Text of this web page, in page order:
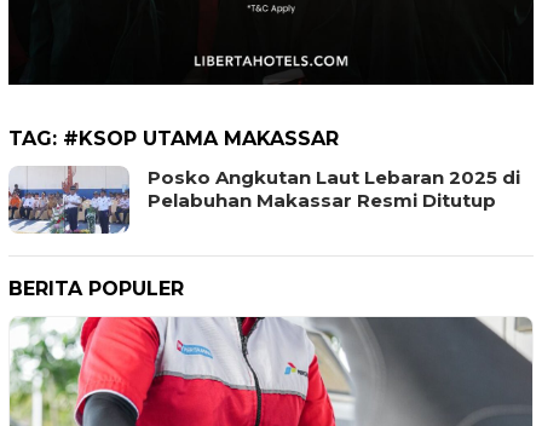
TAG: #KSOP UTAMA MAKASSAR
Posko Angkutan Laut Lebaran 2025 di
Pelabuhan Makassar Resmi Ditutup
BERITA POPULER